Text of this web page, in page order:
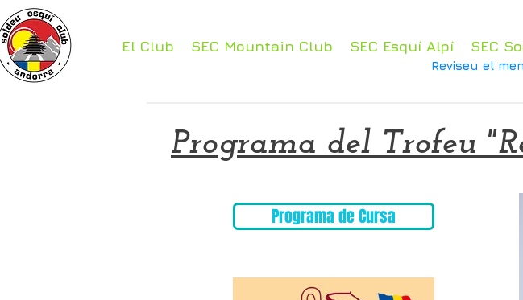
El Club SEC Mountain Club SEC Esquí Alpí SEC
Reviseu el
Programa del Trofeu
Programa de Cursa